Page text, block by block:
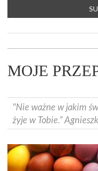
MOJE
"Nie ważne w jakim
żyje w Tobie.”